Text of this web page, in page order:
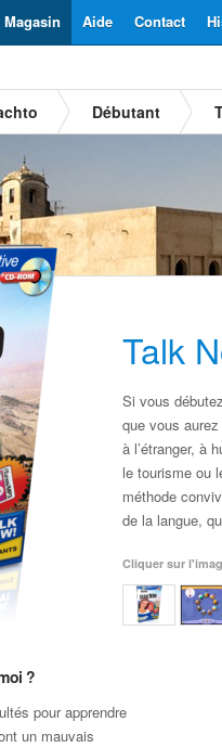
Contact
Aide
Magasin
Débutant
Talk
Si vous
que vous
à l’étranger, à
le tourisme ou
méthode
de la langue,
Cliquer sur
?
pour apprendre
un mauvais